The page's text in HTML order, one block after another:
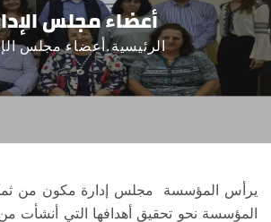
أعضاء مجلس
الرئيسية أعضاء مجلس
يرأس المؤسسة مجلس إدارة مكون من
المؤسسة نحو تحقيق أهدافها التي أنشأت